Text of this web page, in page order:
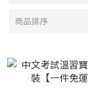
商品排序